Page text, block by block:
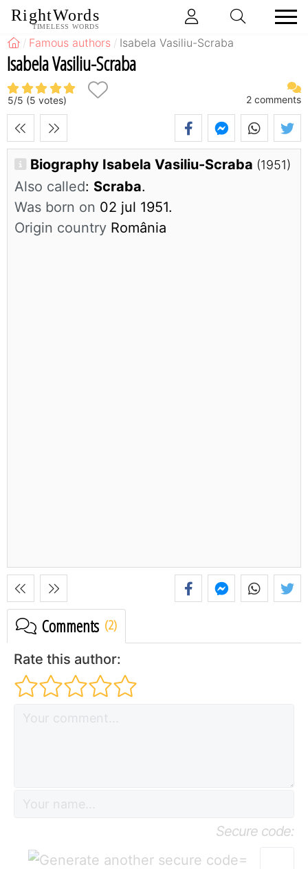
RightWords
TIMELESS WORDS
Famous authors Isabela Vasiliu-Scraba
Isabela Vasiliu-Scraba
5/5 (5 votes) 2 comments
Biography Isabela Vasiliu-Scraba (1951)
Also called: Scraba.
Was born on 02 jul 1951.
Origin country România
Comments
Rate this author:
Secure code:
=